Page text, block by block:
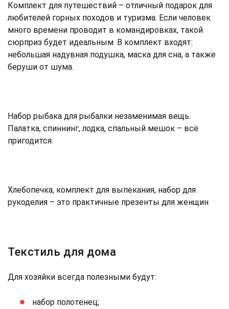
Комплект для путешествий – отличный подарок для
любителей горных походов и туризма. Если человек
много времени проводит в командировках, такой
сюрприз будет идеальным. В комплект входят:
небольшая надувная подушка, маска для сна, а также
беруши от шума.
Набор рыбака для рыбалки незаменимая вещь.
Палатка, спиннинг, лодка, спальный мешок – всё
пригодится.
Хлебопечка, комплект для выпекания, набор для
рукоделия – это практичные презенты для женщин
Текстиль для дома
Для хозяйки всегда полезными будут:
набор полотенец;